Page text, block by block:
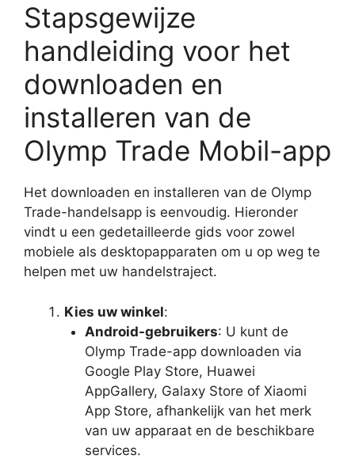
Stapsgewijze
handleiding voor het
downloaden en
installeren van de
Olymp Trade Mobil-app
Het downloaden en installeren van de Olymp
Trade-handelsapp is eenvoudig. Hieronder
vindt u een gedetailleerde gids voor zowel
mobiele als desktopapparaten om u op weg te
helpen met uw handelstraject.
Kies uw winkel:
Android-gebruikers: U kunt de
Olymp Trade-app downloaden via
Google Play Store, Huawei
AppGallery, Galaxy Store of Xiaomi
App Store, afhankelijk van het merk
van uw apparaat en de beschikbare
services.